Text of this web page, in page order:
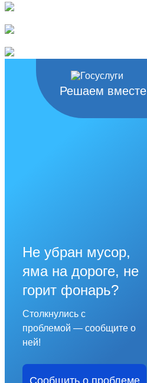
Решаем вместе
Не убран мусор,
яма на дороге, не
горит фонарь?
Столкнулись с
проблемой — сообщите о
ней!
Сообщить о проблеме